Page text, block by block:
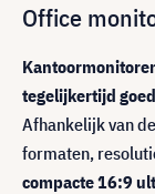
Office
tegelijkertijd
Afhankelijk van
formaten,
compacte 16:9